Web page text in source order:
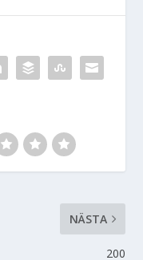
NÄSTA
200